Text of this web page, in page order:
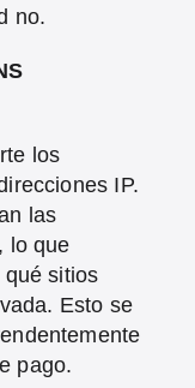
no.
los
IP.
las
lo que
sitios
Esto se
pago.